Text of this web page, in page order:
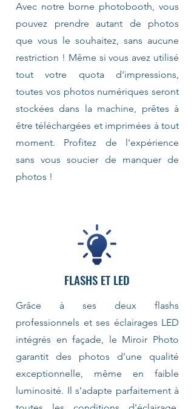
Avec notre borne photobooth, vous
pouvez prendre autant de photos
que vous le souhaitez, sans aucune
restriction ! Même si vous avez utilisé
tout votre quota d'impressions,
toutes vos photos numériques seront
stockées dans la machine, prêtes à
être téléchargées et imprimées à tout
moment. Profitez de l'expérience
sans vous soucier de manquer de
photos !
FLASHS ET LED
Grâce à ses deux flashs
professionnels et ses éclairages LED
intégrés en façade, le Miroir Photo
garantit des photos d’une qualité
exceptionnelle, même en faible
luminosité. Il s'adapte parfaitement à